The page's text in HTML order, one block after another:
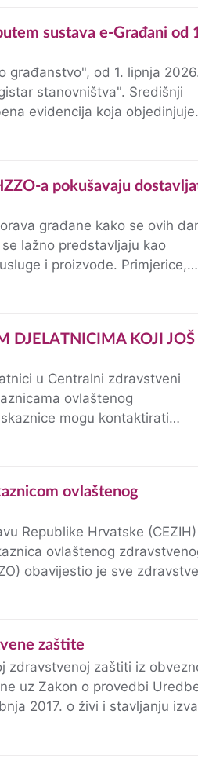
građanstvo", od 1. lipnja
stanovništva". Središnji
evidencija koja objedinjuje
građane kako se ovih
lažno predstavljaju kao
i proizvode. Primjerice,
u Centralni zdravstveni
ovlaštenog
mogu kontaktirati
Republike Hrvatske
zaštite
zdravstvenoj zaštiti iz
uz Zakon o provedbi
2017. o živi i stavljanju